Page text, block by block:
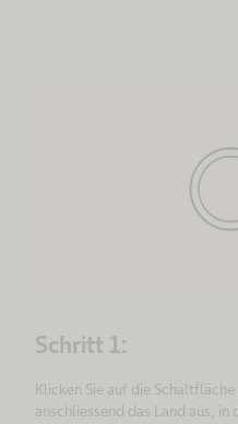
Schritt 1:
Klicken Sie auf die
anschliessend das Land aus, in